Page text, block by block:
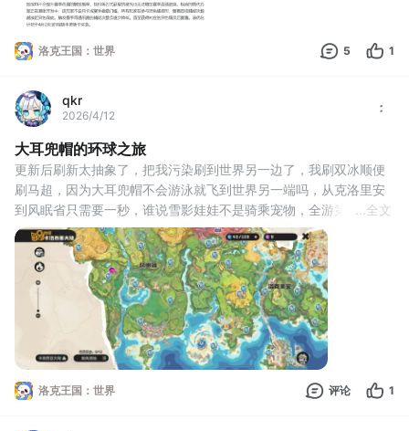
洛克王国：世界 5 1
qkr
2026/4/12
大耳兜帽的环球之旅
更新后刷新太抽象了，把我污染刷到世界另一边了，我刷双冰顺便
刷马超，因为大耳兜帽不会游泳就飞到世界另一端吗，从克洛里安
到风眠省只需要一秒，谁说雪影娃娃不是骑乘宠物，全游第一速，
比你传送还快
全文
洛克王国：世界 评论 1